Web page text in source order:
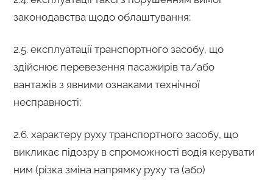
законодавства щодо облаштування;
2.5. експлуатації транспортного засобу, що
здійснює перевезення пасажирів та/або
вантажів з явними ознаками технічної
несправності;
2.6. характеру руху транспортного засобу, що
викликає підозру в спроможності водія керувати
ним (різка зміна напрямку руху та (або)